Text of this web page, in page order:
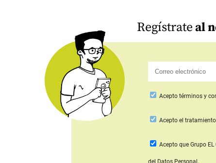
Regístrateal
Acepto términos y
Aceptoel tratamiento
Acepto que Grupo EL
del Datos Personal.